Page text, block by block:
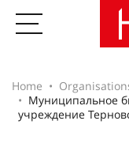
Home
Муниципальное
учреждение